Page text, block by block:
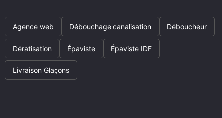
Agence web Débouchage canalisation Déboucheur
Dératisation Épaviste Épaviste IDF
Livraison Glaçons